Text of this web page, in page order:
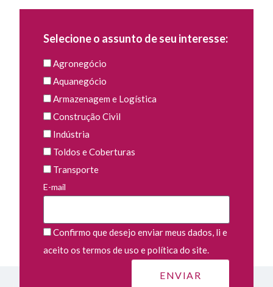
Selecione o assunto de seu interesse:
Agronegócio
Aquanegócio
Armazenagem e Logística
Construção Civil
Indústria
Toldos e Coberturas
Transporte
E-mail
Confirmo que desejo enviar meus dados, li e
aceito os termos de uso e política do site.